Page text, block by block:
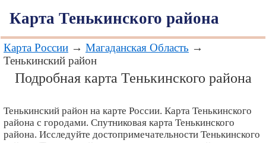
Карта Тенькинского района
Карта России → Магаданская Область →
Тенькинский район
Подробная карта Тенькинского района
Тенькинский район на карте России. Карта Тенькинского
района с городами. Спутниковая карта Тенькинского
района. Исследуйте достопримечательности Тенькинского